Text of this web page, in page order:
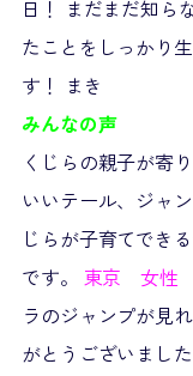
日！ まだまだ知ら
たことをしっかり
す！ まき
みんなの声
くじらの親子が寄
いいテール、ジャ
じらが子育てでき
です。 東京 女
ラのジャンプが見
がとうございました